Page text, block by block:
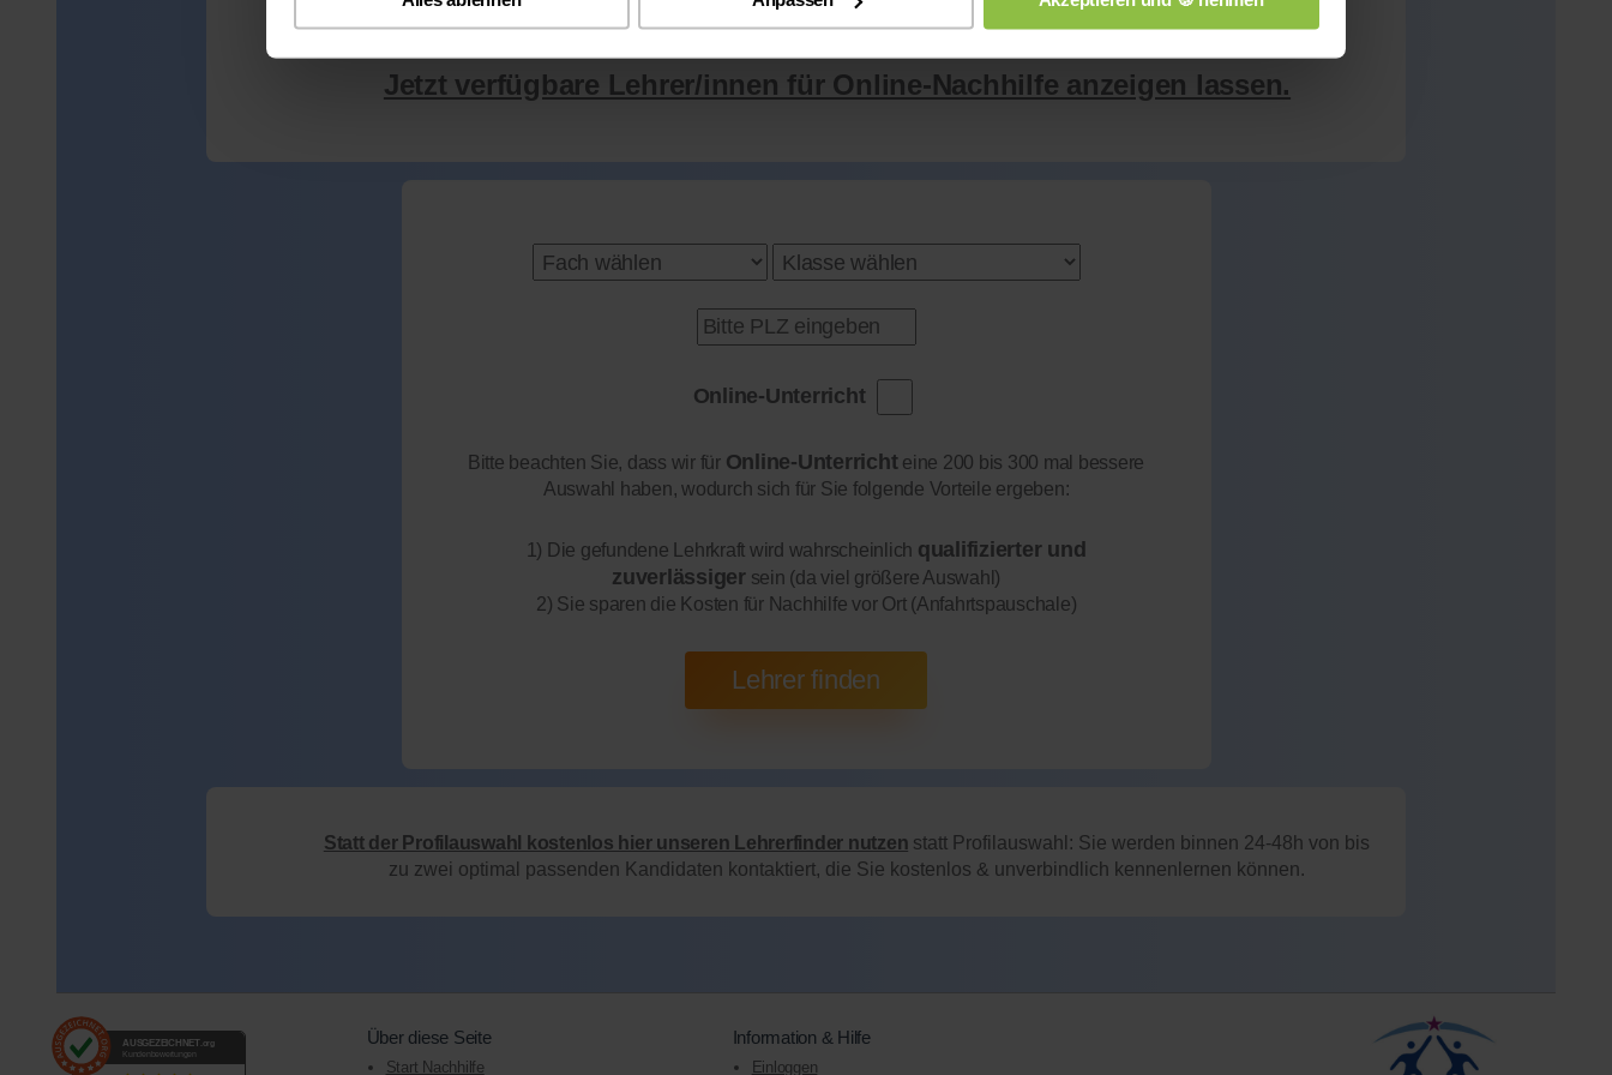
Jetzt verfügbare Lehrer/innen für Online-Nachhilfe anzeigen lassen.
Online-Unterricht
Bitte beachten Sie, dass wir für Online-Unterrichteine 200 bis 300 mal bessere
Auswahl haben, wodurch sich für Sie folgende Vorteile ergeben:
1) Die gefundene Lehrkraft wird wahrscheinlich qualifizierter und
zuverlässigersein (da viel größere Auswahl)
2) Sie sparen die Kosten für Nachhilfe vor Ort (Anfahrtspauschale)
Statt der Profilauswahl kostenlos hier unseren Lehrerfinder nutzen statt Profilauswahl: Sie werden binnen 24-48h von bis
zu zwei optimal passenden Kandidaten kontaktiert, die Sie kostenlos & unverbindlich kennenlernen können.
AUSGEZEICHNET .org
Kundenbewertungen
Über diese Seite
Start Nachhilfe
Information & Hilfe
Einloggen